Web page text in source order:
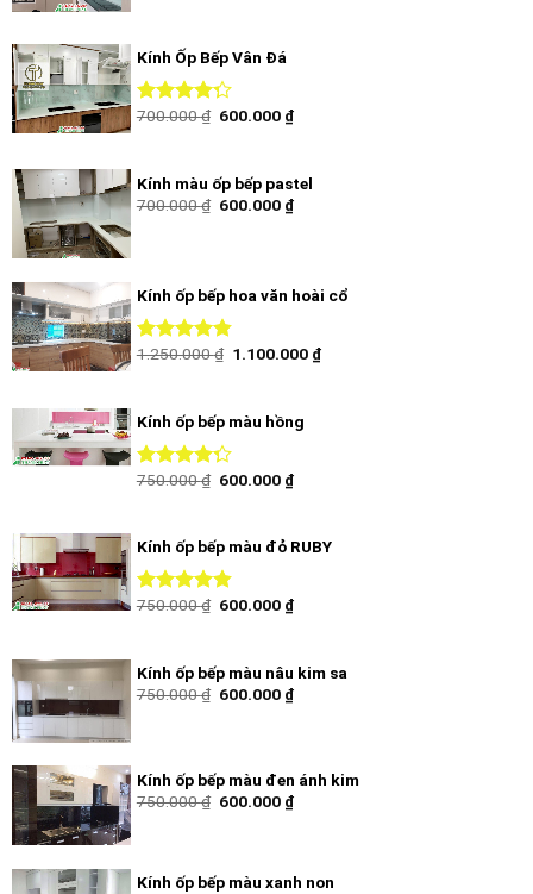
Kính Ốp Bếp Vân Đá
Được xếp
700.000₫ 600.000 ₫
Kính màu ốp bếp pastel
700.000₫ 600.000 ₫
Kính ốp bếp hoa văn hoài cổ
Được xếp
1.250.000₫ 1.100.000 ₫
Kính ốp bếp màu hồng
Được xếp
750.000₫ 600.000 ₫
Kính ốp bếp màu đỏ RUBY
Được xếp
750.000₫ 600.000 ₫
Kính ốp bếp màu nâu kim sa
750.000₫ 600.000 ₫
Kính ốp bếp màu đen ánh kim
750.000₫ 600.000 ₫
Kính ốp bếp màu xanh non